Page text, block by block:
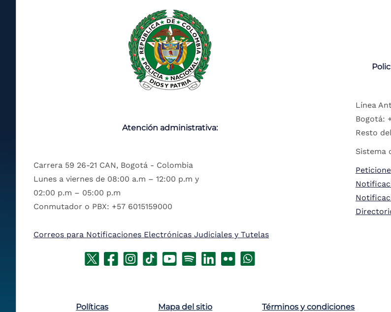
Atención administrativa:
Carrera 59 26-21 CAN, Bogotá - Colombia
Lunes a viernes de 08:00 a.m – 12:00 p.m y
02:00 p.m – 05:00 p.m
Conmutador o PBX: +57 6015159000
Correos para Notificaciones Electrónicas Judiciales y Tutelas
Línea
Bogotá:
Resto
Sistema
Políticas Mapa del sitio Términos y condiciones